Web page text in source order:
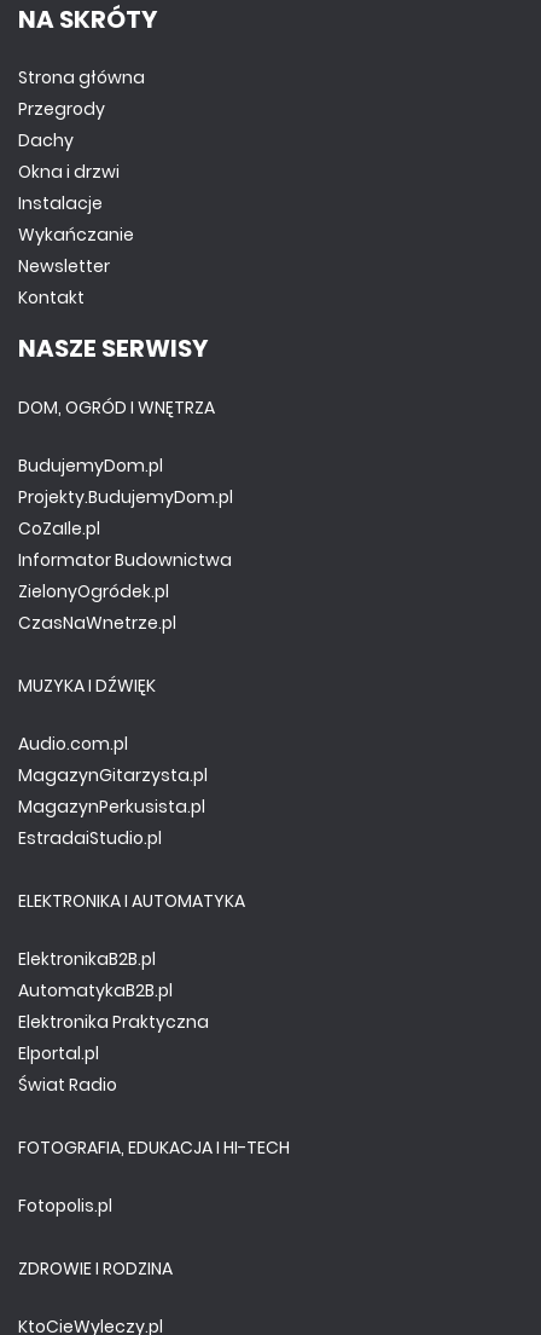
NA SKRÓTY
Strona główna
Przegrody
Dachy
Okna i drzwi
Instalacje
Wykańczanie
Newsletter
Kontakt
NASZE SERWISY
DOM, OGRÓD I WNĘTRZA
BudujemyDom.pl
Projekty.BudujemyDom.pl
CoZaIle.pl
Informator Budownictwa
ZielonyOgródek.pl
CzasNaWnetrze.pl
MUZYKA I DŹWIĘK
Audio.com.pl
MagazynGitarzysta.pl
MagazynPerkusista.pl
EstradaiStudio.pl
ELEKTRONIKA I AUTOMATYKA
ElektronikaB2B.pl
AutomatykaB2B.pl
Elektronika Praktyczna
Elportal.pl
Świat Radio
FOTOGRAFIA, EDUKACJA I HI-TECH
Fotopolis.pl
ZDROWIE I RODZINA
KtoCieWyleczy.pl